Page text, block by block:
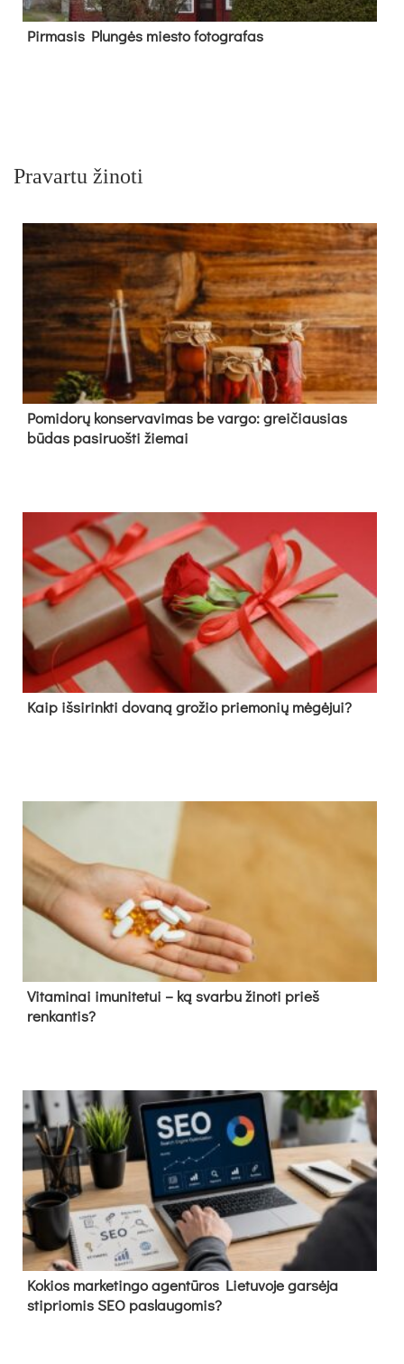
Pir­ma­sis Plun­gės mies­to fo­tog­ra­fas
Pravartu žinoti
Pomidorų konservavimas be vargo: greičiausias
būdas pasiruošti žiemai
Kaip išsirinkti dovaną grožio priemonių mėgėjui?
Vitaminai imunitetui – ką svarbu žinoti prieš
renkantis?
Kokios marketingo agentūros Lietuvoje garsėja
stipriomis SEO paslaugomis?